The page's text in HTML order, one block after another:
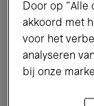
Jazz
Door op “Alle
akkoord met
voor het
analyseren
bij onze